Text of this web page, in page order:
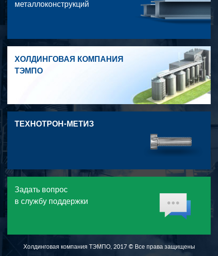
металлоконструкций
ХОЛДИНГОВАЯ КОМПАНИЯ
ТЭМПО
ТЕХНОТРОН-МЕТИЗ
Задать вопрос
в службу поддержки
Холдинговая компания ТЭМПО, 2017 © Все права защищены